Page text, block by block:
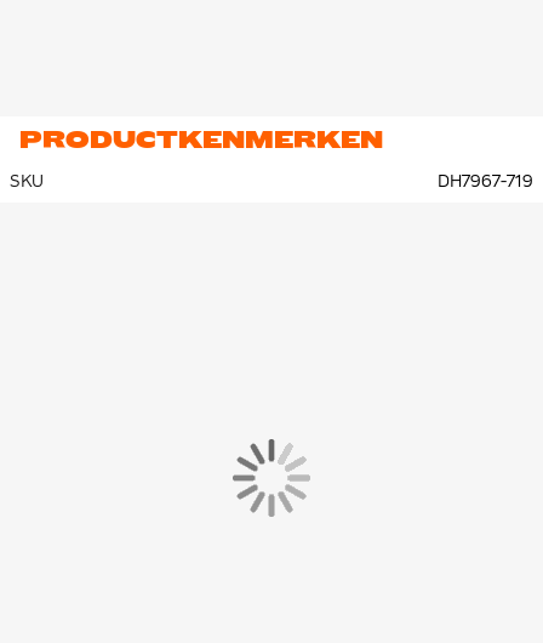
PRODUCTKENMERKEN
SKU DH7967-719